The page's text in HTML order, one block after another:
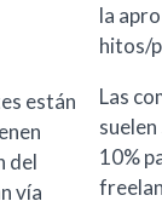
están
del
vía
la
hitos/
Las
10%